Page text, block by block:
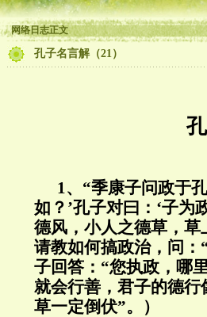
网络日志正文
孔子名言解（21）
1、“季康子问政于
如？’孔子对曰：‘子
德风，小人之德草，草
请教如何搞政治，问
子回答：“您执政，哪
就会行善，君子的德
草一定倒伏”。）